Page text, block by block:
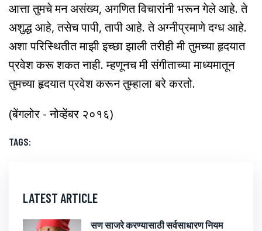
आत्ता तुमचे मन असंख्य, अगणित विचारांनी भरून गेले आहे. ते
अशुद्ध आहे, तसेच पापी, तापी आहे. ते अग्नीप्रमाणे दग्ध आहे.
अशा परिस्थितीत माझी इच्छा झाली तरीही मी तुमच्या हृदयात
प्रवेश करू शकत नाही. म्हणूनच मी संगीताच्या माध्यमातून
तुमच्या हृदयात प्रवेश करून तुम्हाला बरे करतो.
(बेंगलोर - नोव्हेंबर २०१६)
TAGS:
LATEST ARTICLE
सण साजरे करण्यासाठी सर्वसाधारण नियम